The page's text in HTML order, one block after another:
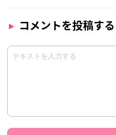
コメントを投稿する